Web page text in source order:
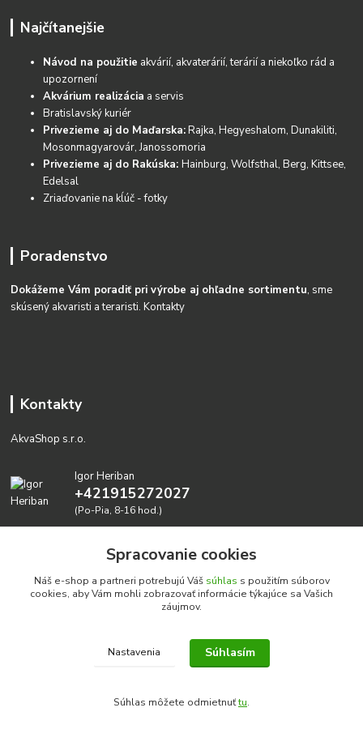
Najčítanejšie
Návod na použitie akvárií, akvaterárií, terárií a niekoľko rád a
upozornení
Akvárium realizácia a servis
Bratislavský kuriér
Privezieme aj do Maďarska:Rajka, Hegyeshalom, Dunakiliti,
Mosonmagyarovár, Janossomoria
Privezieme aj do Rakúska:Hainburg, Wolfsthal, Berg, Kittsee,
Edelsal
Zriaďovanie na kĺúč - fotky
Poradenstvo
Dokážeme Vám poradiť pri výrobe aj ohľadne sortimentu, sme
skúsený akvaristi a teraristi.Kontakty
Kontakty
AkvaShop s.r.o.
Igor Heriban
+421915272027
(Po-Pia, 8-16 hod.)
Realizujeme prírodné akvária: AkvaShop s.r.o. • IBAN:
SK3911000000002947087849
Spracovanie cookies
Náš e-shop a partneri potrebujú Váš súhlas s použitím súborov
cookies, aby Vám mohli zobrazovať informácie týkajúce sa Vašich
záujmov.
Nastavenia Súhlasím
Súhlas môžete odmietnuťtu.